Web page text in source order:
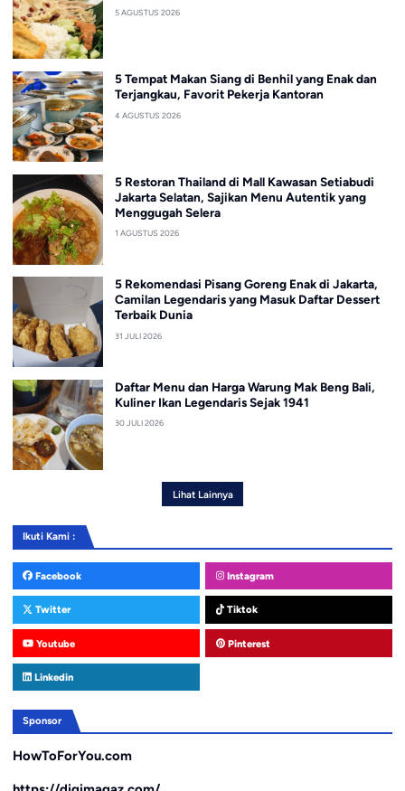
5 AGUSTUS 2026
5 Tempat Makan Siang di Benhil yang Enak dan
Terjangkau, Favorit Pekerja Kantoran
4 AGUSTUS 2026
5 Restoran Thailand di Mall Kawasan Setiabudi
Jakarta Selatan, Sajikan Menu Autentik yang
Menggugah Selera
1 AGUSTUS 2026
5 Rekomendasi Pisang Goreng Enak di Jakarta,
Camilan Legendaris yang Masuk Daftar Dessert
Terbaik Dunia
31 JULI 2026
Daftar Menu dan Harga Warung Mak Beng Bali,
Kuliner Ikan Legendaris Sejak 1941
30 JULI 2026
Lihat Lainnya
Ikuti Kami :
Facebook Instagram
Twitter Tiktok
Youtube Pinterest
Linkedin
Sponsor
HowToForYou.com